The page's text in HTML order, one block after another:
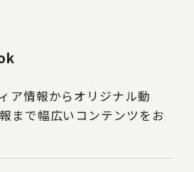
ア情報からオリジナル動
まで幅広いコンテンツをお